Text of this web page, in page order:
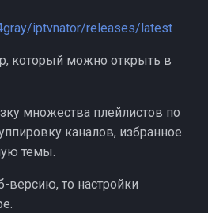
iptvnator/releases/latest
который можно открыть в
множества плейлистов по
каналов, избранное.
темы.
версию, то настройки